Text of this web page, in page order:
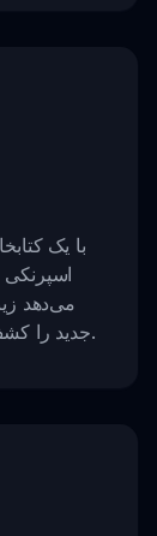
با یک
اسپرنکی
می‌دهد
جدید را کشف کنید و قطعات منحصر به فردی بسازید.